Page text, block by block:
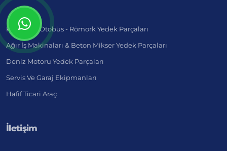
Kamyon - Otobüs - Römork Yedek Parçaları
Ağır İş Makinaları & Beton Mikser Yedek Parçaları
Deniz Motoru Yedek Parçaları
Servis Ve Garaj Ekipmanları
Hafif Ticari Araç
İletişim